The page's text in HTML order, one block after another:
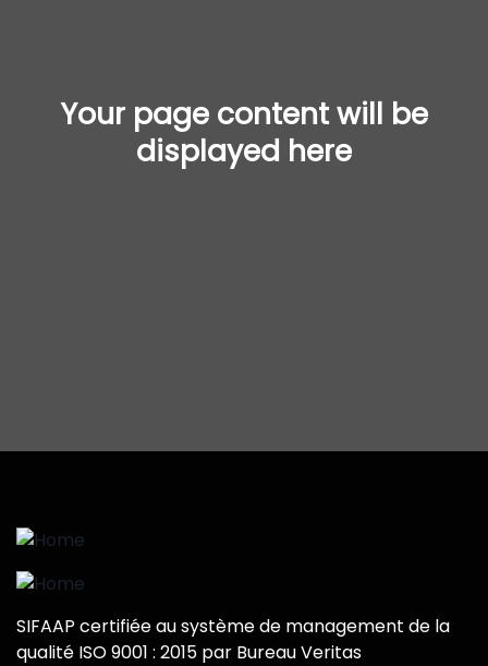
Your page content will be
displayed here
SIFAAP certifiée au système de management de la
qualité ISO 9001 : 2015 par Bureau Veritas